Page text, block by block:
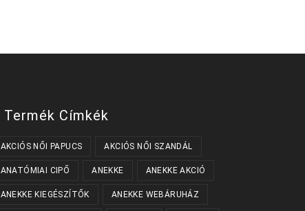
Termék Címkék
AKCIÓS NŐI PAPUCS AKCIÓS NŐI SZANDÁL
ANATÓMIAI CIPŐ ANEKKE ANEKKE AKCIÓ
ANEKKE KIEGÉSZÍTŐK ANEKKE WEBÁRUHÁZ